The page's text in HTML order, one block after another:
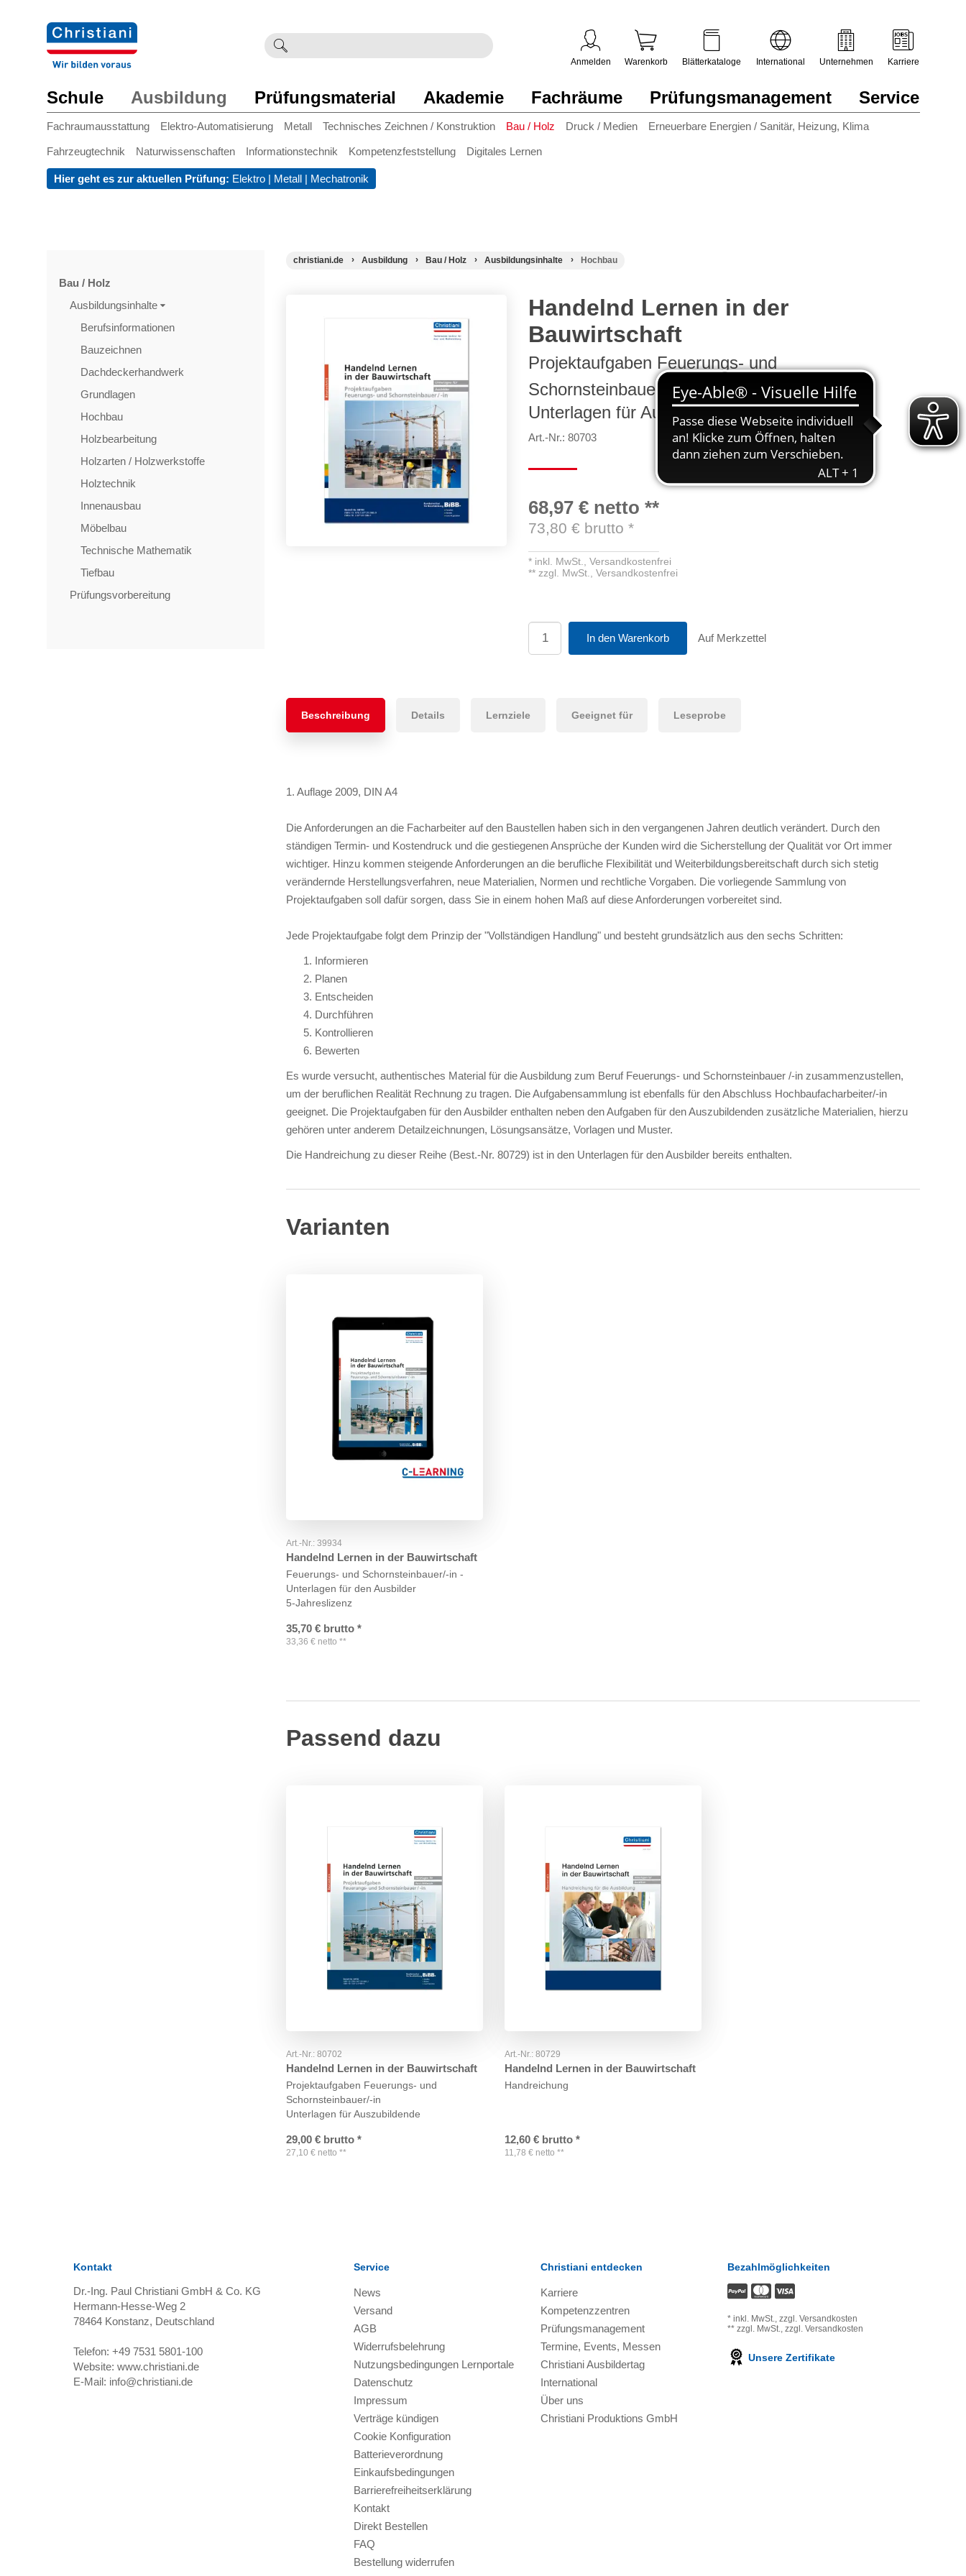
eingeben
Schule Ausbildung
Fachraumausstattung Elektro-Automatisierung Metall Technisches Zeichnen / Konstruktion Bau / Holz Druck / Medien Erneuerbare Energien / Sanitär, Heizung, Klima
Fahrzeugtechnik Naturwissenschaften Informationstechnik Kompetenzfeststellung Digitales Lernen
Prüfungsmaterial Akademie Fachräume Prüfungsmanagement Service
Hier geht es zur aktuellen Prüfung: Elektro | Metall | Mechatronik
Anmelden Warenkorb Blätterkataloge International Unternehmen Karriere
Bau / Holz
Ausbildungsinhalte
Berufsinformationen
Bauzeichnen
Dachdeckerhandwerk
Grundlagen
Hochbau
Holzbearbeitung
Holzarten / Holzwerkstoffe
Holztechnik
Innenausbau
Möbelbau
Technische Mathematik
Tiefbau
Prüfungsvorbereitung
christiani.de Ausbildung Bau / Holz Ausbildungsinhalte Hochbau
Handelnd Lernen in der
Bauwirtschaft
Projektaufgaben Feuerungs- und
Schornsteinbauer/-in
Unterlagen für Ausbilder
Art.-Nr.: 80703
68,97 € netto **
73,80 € brutto *
* inkl. MwSt.,Versandkostenfrei
**zzgl. MwSt.,Versandkostenfrei
In den Warenkorb Auf Merkzettel
Beschreibung Details Lernziele Geeignet für Leseprobe
1. Auflage 2009, DIN A4
Die Anforderungen an die Facharbeiter auf den Baustellen haben sich in den vergangenen Jahren deutlich verändert. Durch den
ständigen Termin- und Kostendruck und die gestiegenen Ansprüche der Kunden wird die Sicherstellung der Qualität vor Ort immer
wichtiger. Hinzu kommen steigende Anforderungen an die berufliche Flexibilität und Weiterbildungsbereitschaft durch sich stetig
verändernde Herstellungsverfahren, neue Materialien, Normen und rechtliche Vorgaben. Die vorliegende Sammlung von
Projektaufgaben soll dafür sorgen, dass Sie in einem hohen Maß auf diese Anforderungen vorbereitet sind.
Jede Projektaufgabe folgt dem Prinzip der "Vollständigen Handlung" und besteht grundsätzlich aus den sechs Schritten:
Informieren
Planen
Entscheiden
Durchführen
Kontrollieren
Bewerten
Es wurde versucht, authentisches Material für die Ausbildung zum Beruf Feuerungs- und Schornsteinbauer /-in zusammenzustellen,
um der beruflichen Realität Rechnung zu tragen. Die Aufgabensammlung ist ebenfalls für den Abschluss Hochbaufacharbeiter/-in
geeignet. Die Projektaufgaben für den Ausbilder enthalten neben den Aufgaben für den Auszubildenden zusätzliche Materialien, hierzu
gehören unter anderem Detailzeichnungen, Lösungsansätze, Vorlagen und Muster.
Die Handreichung zu dieser Reihe (Best.-Nr. 80729) ist in den Unterlagen für den Ausbilder bereits enthalten.
Varianten
Art.-Nr.:39934
Handelnd Lernen in der Bauwirtschaft
Feuerungs- und Schornsteinbauer/-in -
Unterlagen für den Ausbilder
5-Jahreslizenz
35,70 € brutto *
33,36 € netto **
Passend dazu
Art.-Nr.:80702
Handelnd Lernen in der Bauwirtschaft
Projektaufgaben Feuerungs- und
Schornsteinbauer/-in
Unterlagen für Auszubildende
29,00 € brutto *
27,10 € netto **
Art.-Nr.: 80729
Handelnd Lernen in der Bauwirtschaft
Handreichung
12,60 € brutto *
11,78 € netto **
Kontakt
Dr.-Ing. Paul Christiani GmbH & Co. KG
Hermann-Hesse-Weg 2
78464 Konstanz, Deutschland
Telefon: +49 7531 5801-100
Website: www.christiani.de
E-Mail: info@christiani.de
Service
News
Versand
AGB
Widerrufsbelehrung
Nutzungsbedingungen Lernportale
Datenschutz
Impressum
Verträge kündigen
Cookie Konfiguration
Batterieverordnung
Einkaufsbedingungen
Barrierefreiheitserklärung
Kontakt
Direkt Bestellen
FAQ
Bestellung widerrufen
Christiani entdecken
Karriere
Kompetenzzentren
Prüfungsmanagement
Termine, Events, Messen
Christiani Ausbildertag
International
Über uns
Christiani Produktions GmbH
Bezahlmöglichkeiten
* inkl. MwSt., zzgl. Versandkosten
** zzgl. MwSt., zzgl. Versandkosten
Unsere Zertifikate